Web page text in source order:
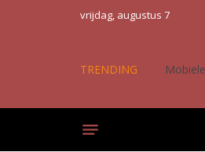
vrijdag, augustus 7
TRENDING